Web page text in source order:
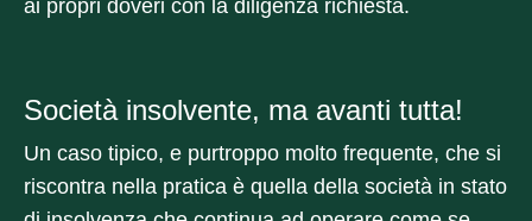
ai propri doveri con la diligenza richiesta.
Società insolvente, ma avanti tutta!
Un caso tipico, e purtroppo molto frequente, che si
riscontra nella pratica è quella della società in stato